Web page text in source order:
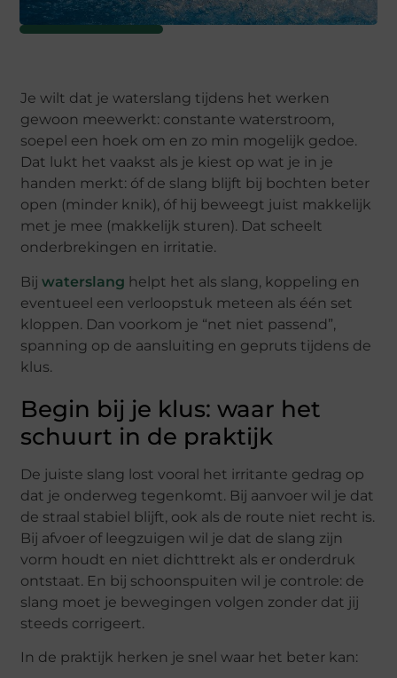
Je wilt dat je waterslang tijdens het werken
gewoon meewerkt: constante waterstroom,
soepel een hoek om en zo min mogelijk gedoe.
Dat lukt het vaakst als je kiest op wat je in je
handen merkt: óf de slang blijft bij bochten beter
open (minder knik), óf hij beweegt juist makkelijk
met je mee (makkelijk sturen). Dat scheelt
onderbrekingen en irritatie.
Bijwaterslang helpt het als slang, koppeling en
eventueel een verloopstuk meteen als één set
kloppen. Dan voorkom je “net niet passend”,
spanning op de aansluiting en gepruts tijdens de
klus.
Begin bij je klus: waar het
schuurt in de praktijk
De juiste slang lost vooral het irritante gedrag op
dat je onderweg tegenkomt. Bij aanvoer wil je dat
de straal stabiel blijft, ook als de route niet recht is.
Bij afvoer of leegzuigen wil je dat de slang zijn
vorm houdt en niet dichttrekt als er onderdruk
ontstaat. En bij schoonspuiten wil je controle: de
slang moet je bewegingen volgen zonder dat jij
steeds corrigeert.
In de praktijk herken je snel waar het beter kan: